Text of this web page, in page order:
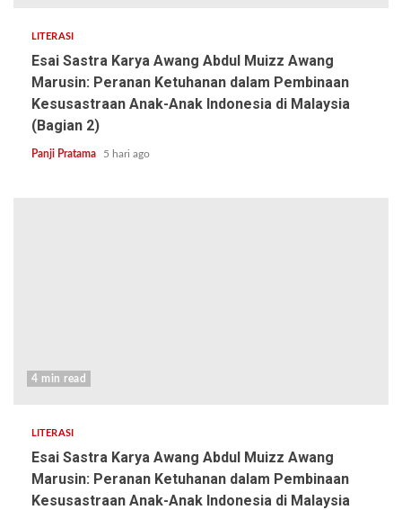
LITERASI
Esai Sastra Karya Awang Abdul Muizz Awang
Marusin: Peranan Ketuhanan dalam Pembinaan
Kesusastraan Anak-Anak Indonesia di Malaysia
(Bagian 2)
Panji Pratama 5 hari ago
4 min read
LITERASI
Esai Sastra Karya Awang Abdul Muizz Awang
Marusin: Peranan Ketuhanan dalam Pembinaan
Kesusastraan Anak-Anak Indonesia di Malaysia